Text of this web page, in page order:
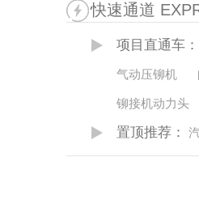
快速通道
项目直通车：
气动压铆机
铆接机动力头
置顶推荐：